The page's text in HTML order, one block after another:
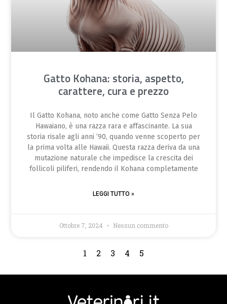
Gatto Kohana: storia, aspetto,
carattere, cura e prezzo
Il Gatto Kohana, noto anche come Gatto Senza Pelo
Hawaiano, è una razza rara e affascinante. La sua
storia risale agli anni ’90, quando venne scoperto per
la prima volta alle Hawaii. Questa razza deriva da una
mutazione naturale che impedisce la crescita dei
follicoli piliferi, rendendo il Kohana completamente
LEGGI TUTTO »
Ottobre 7, 2024 Nessun commento
1 2 3 4 5